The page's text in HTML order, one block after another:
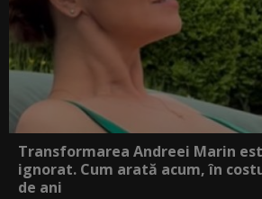
Transformarea Andreei Marin
ignorat. Cum arată acum, în
de ani